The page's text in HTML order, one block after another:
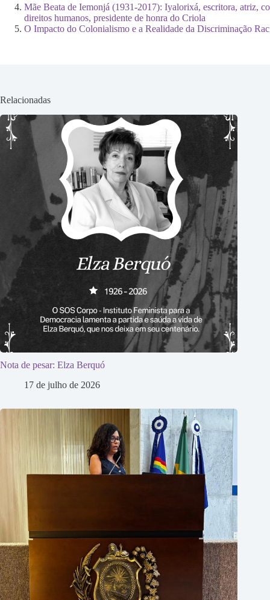
Mãe Beata de Iemonjá (1931-2017): Iyalorixá, escritora, atriz,
direitos humanos, presidente de honra do Criola
O Impacto do Colonialismo e a Realidade da Discriminação
Relacionadas
Nota de pesar: Elza Berquó
17 de julho de 2026